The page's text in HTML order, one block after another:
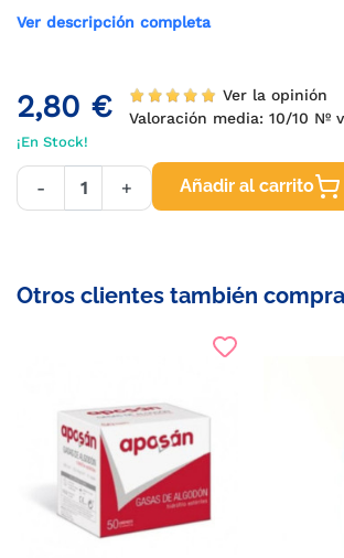
Ver descripción completa
2,80 €
Ver la opinión
Valoración media: 10/10 Nº
¡En Stock!
- + Añadir al carrito
Otros clientes también